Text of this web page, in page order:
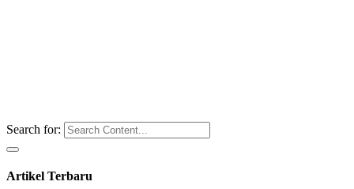
Search for:
Artikel Terbaru